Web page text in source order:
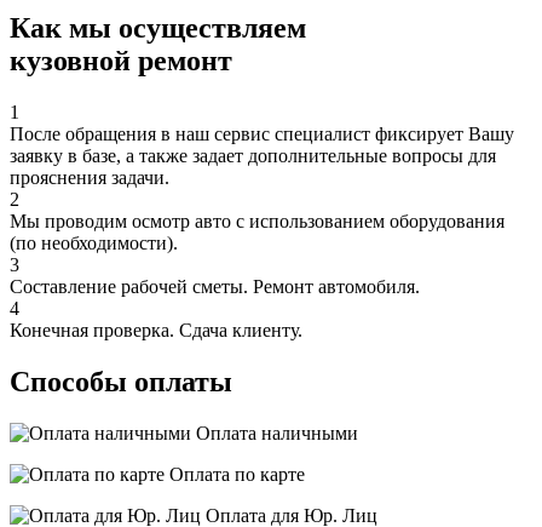
Как мы осуществляем
кузовной ремонт
1
После обращения в наш сервис специалист фиксирует Вашу
заявку в базе, а также задает дополнительные вопросы для
прояснения задачи.
2
Мы проводим осмотр авто с использованием оборудования
(по необходимости).
3
Составление рабочей сметы. Ремонт автомобиля.
4
Конечная проверка. Сдача клиенту.
Способы оплаты
Оплата наличными
Оплата по карте
Оплата для Юр. Лиц